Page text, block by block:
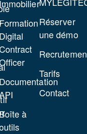
Digital
Documentation
à
Réserver
une démo
Tarifs
Contact